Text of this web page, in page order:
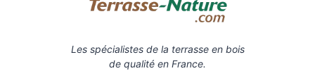
Les spécialistes de la terrasse en bois
de qualité en France.